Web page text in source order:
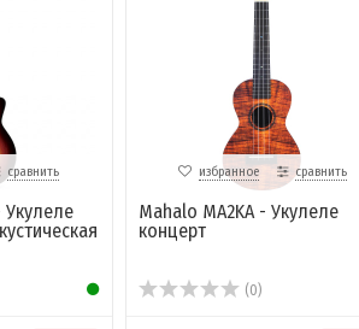
сравнить
Укулеле
избранное сравнить
Mahalo MA2KA - Укулеле
концерт
(0)